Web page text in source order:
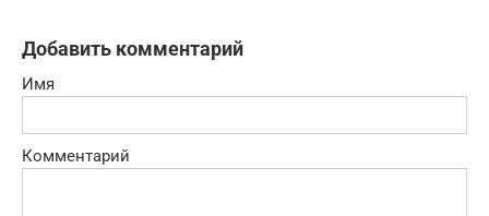
Добавить комментарий
Имя
Комментарий